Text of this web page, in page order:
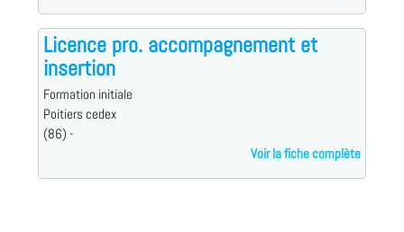
Licence pro. accompagnement et
insertion
Formation initiale
Poitiers cedex
(86) -
Voir la fiche complète